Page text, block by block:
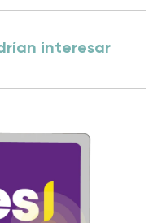
interesar